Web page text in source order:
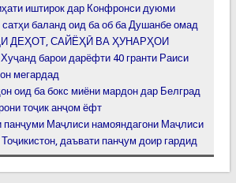
иштирок дар Конфронси дуюми
баланд оид ба об ба Душанбе омад
ДЕҲОТ, САЙЁҲӢ ВА ҲУНАРҲОИ
барои дарёфти 40 гранти Раиси
мегардад
оид ба бокс миёни мардон дар Белград
тоҷик анҷом ёфт
панҷуми Маҷлиси намояндагони Маҷлиси
даъвати панҷум доир гардид